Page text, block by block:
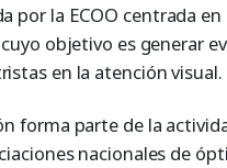
por la ECOO centrada
objetivo es generar
en la atención visual.
forma parte de la
nacionales de